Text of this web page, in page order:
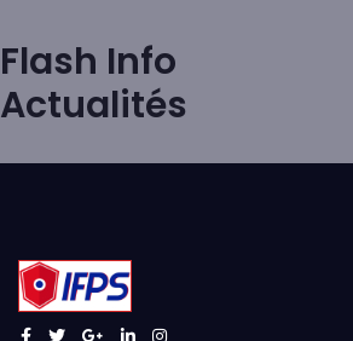
Flash Info
Actualités